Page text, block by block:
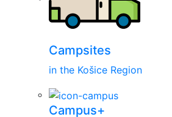
Campsites
in the Košice Region
Campus+